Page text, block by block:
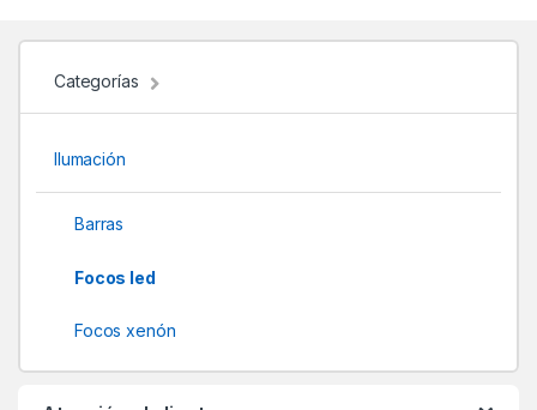
Categorías
Ilumación
Barras
Focos led
Focos xenón